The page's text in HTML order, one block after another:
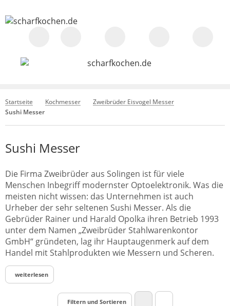
Startseite Kochmesser
Zweibrüder Eisvogel Messer
Sushi Messer
Sushi Messer
Die Firma Zweibrüder aus Solingen ist für viele
Menschen Inbegriff modernster Optoelektronik. Was die
meisten nicht wissen: das Unternehmen ist auch
Urheber der sehr seltenen Sushi Messer. Als die
Gebrüder Rainer und Harald Opolka ihren Betrieb 1993
unter dem Namen „Zweibrüder Stahlwarenkontor
GmbH“ gründeten, lag ihr Hauptaugenmerk auf dem
Handel mit Stahlprodukten wie Messern und Scheren.
weiterlesen
Filtern und Sortieren